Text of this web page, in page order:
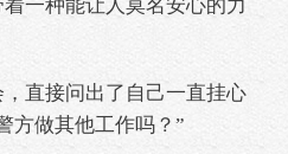
种能让人莫名安心的力
直接问出了自己一直挂心
方做其他工作吗？”